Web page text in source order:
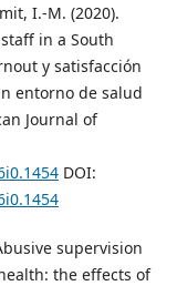
I.-M. (2020).
in a South
y satisfacción
entorno de salud
Journal of
DOI:
supervision
the effects of